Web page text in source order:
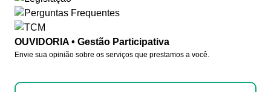
OUVIDORIA • Gestão Participativa
Envie sua opinião sobre os serviços que prestamos a você.